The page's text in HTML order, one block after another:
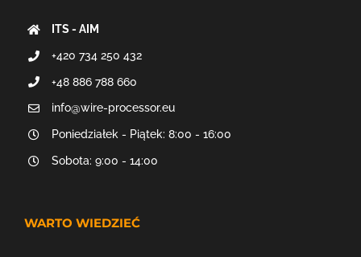
ITS - AIM
+420 734 250 432
+48 886 788 660
info@wire-processor.eu
Poniedziałek - Piątek: 8:00 - 16:00
Sobota: 9:00 - 14:00
WARTO WIEDZIEĆ